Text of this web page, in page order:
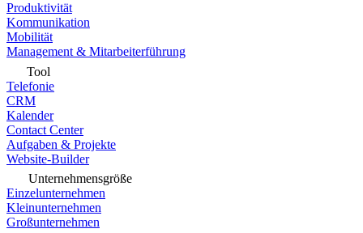
Produktivität
Kommunikation
Mobilität
Management & Mitarbeiterführung
Tool
Telefonie
CRM
Kalender
Contact Center
Aufgaben & Projekte
Website-Builder
Unternehmensgröße
Einzelunternehmen
Kleinunternehmen
Großunternehmen